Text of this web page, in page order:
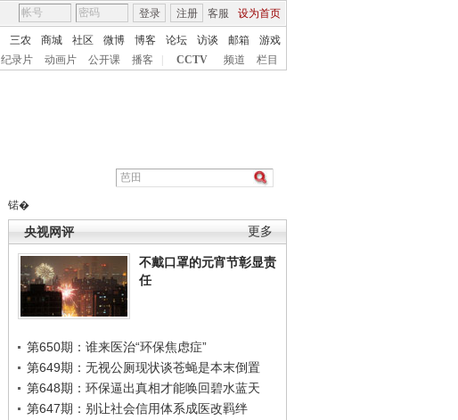
客服 设为首页
登录 注册
三农 商城 社区 微博 博客 论坛 访谈 邮箱
游戏
纪录片 动画片 公开课 播客 CCTV 频道 栏目
锘�
更多
央视网评
不戴口罩的元宵节彰显责
任
第650期：谁来医治“环保焦虑症”
第649期：无视公厕现状谈苍蝇是本末倒置
第648期：环保逼出真相才能唤回碧水蓝天
第647期：别让社会信用体系成医改羁绊